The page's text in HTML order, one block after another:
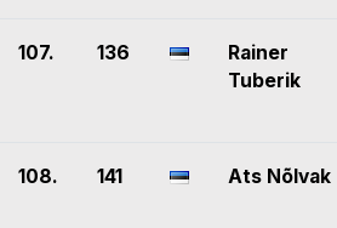
107. 136
Rainer
Tuberik
108. 141 Ats Nõlvak